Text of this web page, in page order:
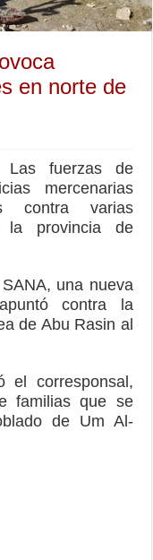
en norte de
fuerzas de
mercenarias
contra varias
la provincia de
una nueva
contra la
de Abu Rasin al
el corresponsal,
familias que se
de Um Al-